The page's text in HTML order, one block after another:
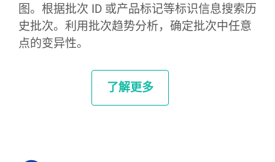
图。根据批次 ID 或产品标记等标识信息搜索历
史批次。利用批次趋势分析，确定批次中任意
点的变异性。
了解更多